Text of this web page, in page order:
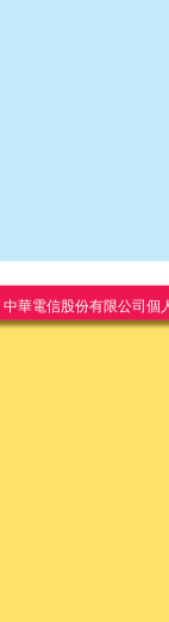
中華電信股份有限公司個